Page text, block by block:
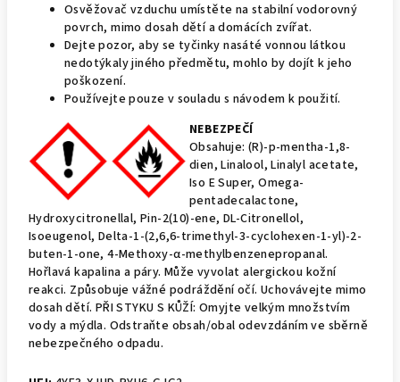
Osvěžovač vzduchu umístěte na stabilní vodorovný
povrch, mimo dosah dětí a domácích zvířat.
Dejte pozor, aby se tyčinky nasáté vonnou látkou
nedotýkaly jiného předmětu, mohlo by dojít k jeho
poškození.
Používejte pouze v souladu s návodem k použití.
NEBEZPEČÍ
Obsahuje: (R)-p-mentha-1,8-
dien, Linalool, Linalyl acetate,
Iso E Super, Omega-
pentadecalactone,
Hydroxycitronellal, Pin-2(10)-ene, DL-Citronellol,
Isoeugenol, Delta-1-(2,6,6-trimethyl-3-cyclohexen-1-yl)-2-
buten-1-one, 4-Methoxy-α-methylbenzenepropanal.
Hořlavá kapalina a páry. Může vyvolat alergickou kožní
reakci. Způsobuje vážné podráždění očí. Uchovávejte mimo
dosah dětí. PŘI STYKU S KŮŽÍ: Omyjte velkým množstvím
vody a mýdla. Odstraňte obsah/obal odevzdáním ve sběrně
nebezpečného odpadu.